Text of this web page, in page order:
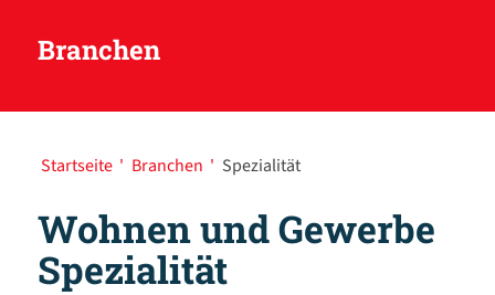
Branchen
Startseite ' Branchen ' Spezialität
Wohnen und Gewerbe
Spezialität